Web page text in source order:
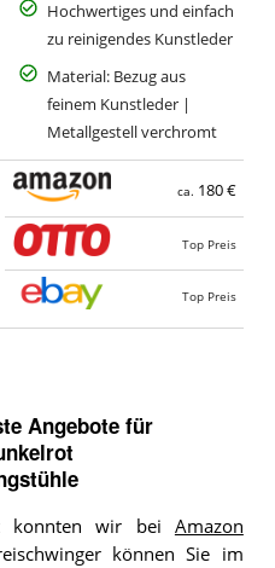
Hochwertiges und einfach
zu reinigendes Kunstleder
Material: Bezug aus
feinem Kunstleder |
Metallgestell verchromt
ca. 180 €
Top Preis
Top Preis
Angebote für
konnten wir bei Amazon
können Sie im